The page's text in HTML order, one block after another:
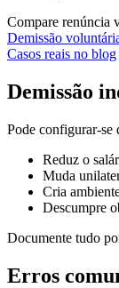
Compare renúncia
Demissão
Casos reais no blog
Demissão
Pode configurar-se
Reduz o
Muda
Cria
Descumpre
Documente tudo
Erros